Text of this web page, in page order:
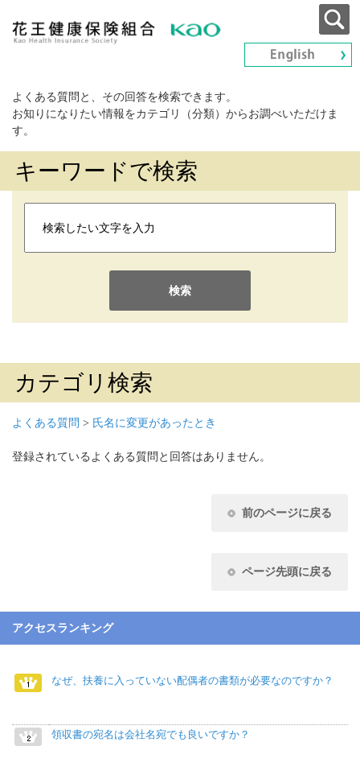
よくある質問と、その回答を検索できます。
お知りになりたい情報をカテゴリ（分類）からお調べいただけま
す。
キーワードで検索
検索
カテゴリ検索
よくある質問 > 氏名に変更があったとき
登録されているよくある質問と回答はありません。
前のページに戻る
ページ先頭に戻る
アクセスランキング
なぜ、扶養に入っていない配偶者の書類が必要なのですか？
領収書の宛名は会社名宛でも良いですか？